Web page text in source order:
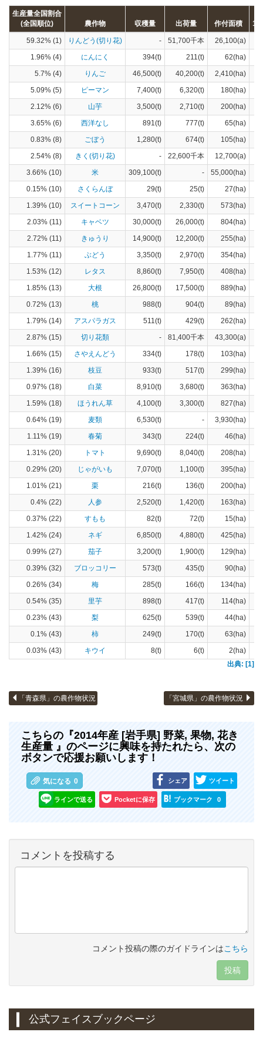
生産量全国割合
(全国順位)
農作物 収穫量 出荷量 作付面積 10
59.32% (1) りんどう(切り花) - 51,700千本
26,100(a)
1.96% (4)
にんにく 394(t) 211(t)
62(ha)
5.7% (4)
りんご 46,500(t) 40,200(t)
2,410(ha)
5.09% (5)
ピーマン 7,400(t) 6,320(t)
180(ha)
2.12% (6)
山芋 3,500(t) 2,710(t)
200(ha)
3.65% (6)
西洋なし 891(t) 777(t)
65(ha)
0.83% (8)
ごぼう 1,280(t) 674(t)
105(ha)
2.54% (8)
きく(切り花) - 22,600千本
12,700(a)
3.66% (10)
米 309,100(t) -
55,000(ha)
0.15% (10)
さくらんぼ 29(t) 25(t)
27(ha)
1.39% (10)
スイートコーン 3,470(t) 2,330(t)
573(ha)
2.03% (11)
キャベツ 30,000(t) 26,000(t)
804(ha)
2.72% (11)
きゅうり 14,900(t) 12,200(t)
255(ha)
1.77% (11)
ぶどう 3,350(t) 2,970(t)
354(ha)
1.53% (12)
レタス 8,860(t) 7,950(t)
408(ha)
1.85% (13)
大根 26,800(t) 17,500(t)
889(ha)
0.72% (13)
桃 988(t) 904(t)
89(ha)
1.79% (14)
アスパラガス 511(t) 429(t)
262(ha)
2.87% (15)
切り花類 - 81,400千本
43,300(a)
1.66% (15)
さやえんどう 334(t) 178(t)
103(ha)
1.39% (16)
枝豆 933(t) 517(t)
299(ha)
0.97% (18)
白菜 8,910(t) 3,680(t)
363(ha)
1.59% (18)
ほうれん草 4,100(t) 3,300(t)
827(ha)
0.64% (19)
麦類 6,530(t) -
3,930(ha)
1.11% (19)
春菊 343(t) 224(t)
46(ha)
1.31% (20)
トマト 9,690(t) 8,040(t)
208(ha)
0.29% (20)
じゃがいも 7,070(t) 1,100(t)
395(ha)
1.01% (21)
栗 216(t) 136(t)
200(ha)
0.4% (22)
人参 2,520(t) 1,420(t)
163(ha)
0.37% (22)
すもも 82(t) 72(t)
15(ha)
1.42% (24)
ネギ 6,850(t) 4,880(t)
425(ha)
0.99% (27)
茄子 3,200(t) 1,900(t)
129(ha)
0.39% (32)
ブロッコリー 573(t) 435(t)
90(ha)
0.26% (34)
梅 285(t) 166(t)
134(ha)
0.54% (35)
里芋 898(t) 417(t)
114(ha)
0.23% (43)
梨 625(t) 539(t)
44(ha)
0.1% (43)
柿 249(t) 170(t)
63(ha)
0.03% (43)
キウイ 8(t) 6(t)
2(ha)
出典: [1]
「青森県」の農作物状況 「宮城県」の農作物状況
こちらの『2014年産 [岩手県] 野菜, 果物, 花き
生産量 』のページに興味を持たれたら、次の
ボタンで応援お願いします！
気になる 0 シェア ツイート
ラインで送る Pocketに保存 ブックマーク 0
コメントを投稿する
コメント投稿の際のガイドラインはこちら
投稿
公式フェイスブックページ